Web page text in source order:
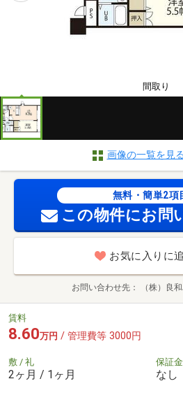
間取り
画像の一覧を見
無料・簡単2項
この物件にお問
お気に入りに
お問い合わせ先 （株）良
賃料
8.60万円 / 管理費等 3000円
敷 / 礼
2ヶ月 / 1ヶ月
保証金
なし